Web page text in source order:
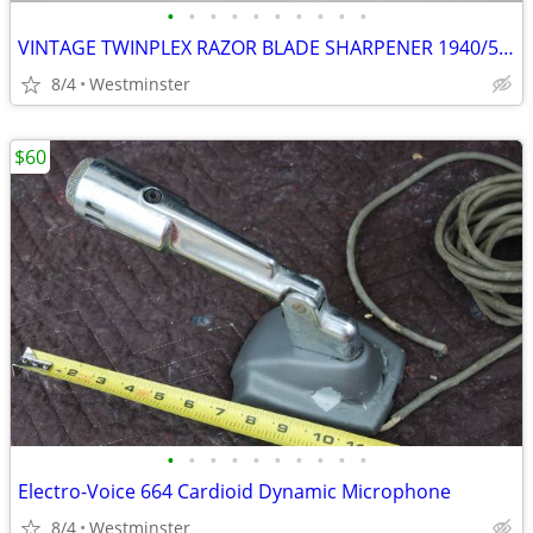
• • • • • • • • • •
VINTAGE TWINPLEX RAZOR BLADE SHARPENER 1940/50's
8/4 Westminster
• • • • • • • • • •
Electro-Voice 664 Cardioid Dynamic Microphone
8/4 Westminster
$60